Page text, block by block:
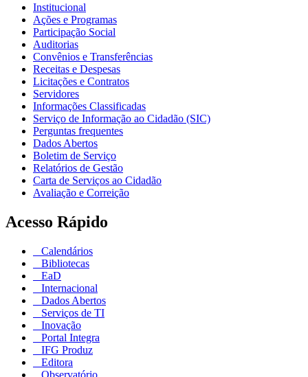
Institucional
Ações e Programas
Participação Social
Auditorias
Convênios e Transferências
Receitas e Despesas
Licitações e Contratos
Servidores
Informações Classificadas
Serviço de Informação ao Cidadão (SIC)
Perguntas frequentes
Dados Abertos
Boletim de Serviço
Relatórios de Gestão
Carta de Serviços ao Cidadão
Avaliação e Correição
Acesso Rápido
Calendários
Bibliotecas
EaD
Internacional
Dados Abertos
Serviços de TI
Inovação
Portal Integra
IFG Produz
Editora
Observatório